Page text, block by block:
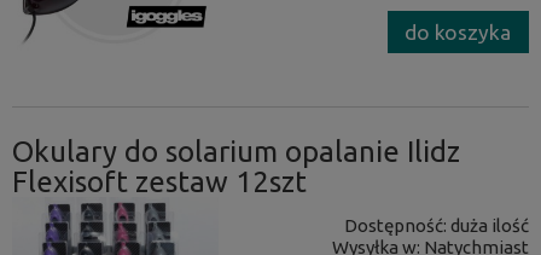
do koszyka
Okulary do solarium opalanie Ilidz
Flexisoft zestaw 12szt
Dostępność: duża ilość
Wysyłka w: Natychmiast